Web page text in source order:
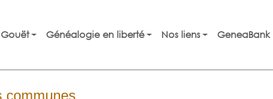
Généalogie en liberté Nos liens GeneaBank
communes